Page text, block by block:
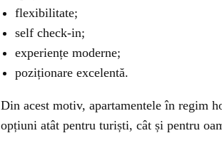
flexibilitate;
self check-in;
experiențe moderne;
poziționare excelentă.
Din acest motiv, apartamentele în regim
opțiuni atât pentru turiști, cât și pentru